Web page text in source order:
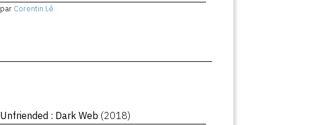
par Corentin Lê
Unfriended : Dark Web (2018)